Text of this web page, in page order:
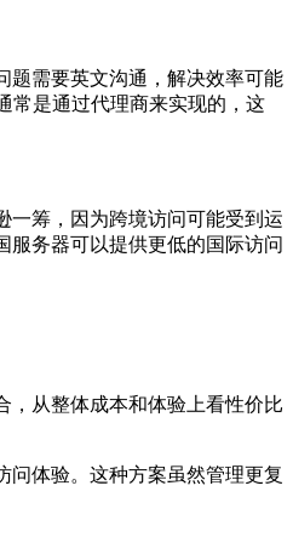
需要英文沟通，解决效率可能
常是通过代理商来实现的，这
筹，因为跨境访问可能受到运
服务器可以提供更低的国际访问
从整体成本和体验上看性价比
体验。这种方案虽然管理更复